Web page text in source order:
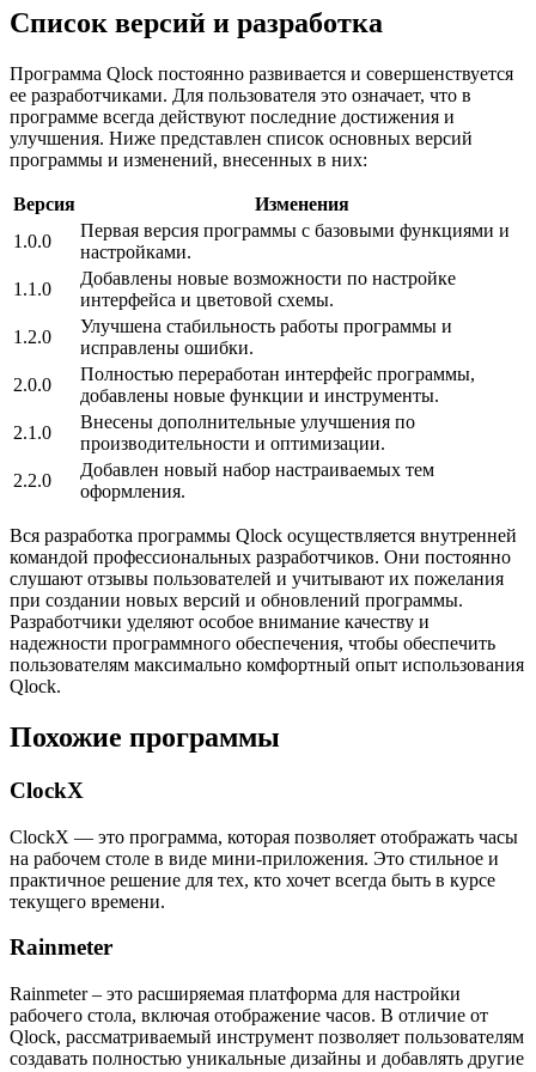
Список версий и разработка
Программа Qlock постоянно развивается и совершенствуется
ее разработчиками. Для пользователя это означает, что в
программе всегда действуют последние достижения и
улучшения. Ниже представлен список основных версий
программы и изменений, внесенных в них:
Версия
Изменения
1.0.0
Первая версия программы с базовыми функциями и
настройками.
1.1.0
Добавлены новые возможности по настройке
интерфейса и цветовой схемы.
1.2.0
Улучшена стабильность работы программы и
исправлены ошибки.
2.0.0
Полностью переработан интерфейс программы,
добавлены новые функции и инструменты.
2.1.0
Внесены дополнительные улучшения по
производительности и оптимизации.
2.2.0
Добавлен новый набор настраиваемых тем
оформления.
Вся разработка программы Qlock осуществляется внутренней
командой профессиональных разработчиков. Они постоянно
слушают отзывы пользователей и учитывают их пожелания
при создании новых версий и обновлений программы.
Разработчики уделяют особое внимание качеству и
надежности программного обеспечения, чтобы обеспечить
пользователям максимально комфортный опыт использования
Qlock.
Похожие программы
ClockX
ClockX — это программа, которая позволяет отображать часы
на рабочем столе в виде мини-приложения. Это стильное и
практичное решение для тех, кто хочет всегда быть в курсе
текущего времени.
Rainmeter
Rainmeter – это расширяемая платформа для настройки
рабочего стола, включая отображение часов. В отличие от
Qlock, рассматриваемый инструмент позволяет пользователям
создавать полностью уникальные дизайны и добавлять другие